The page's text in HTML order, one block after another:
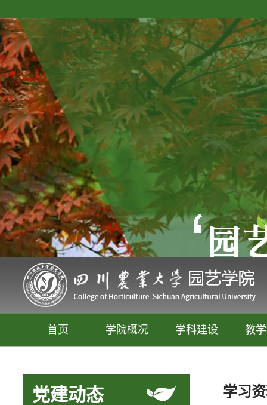
首页 学院概况 学科建设 教
党建动态 学习